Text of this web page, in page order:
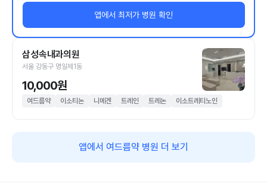
앱에서 최저가 병원 확인
삼성속내과의원
서울 강동구 명일제1동
10,000원
여드름약 이소티논 니메겐 트레인 트레논 이소트레티노인
앱에서 여드름약 병원 더 보기